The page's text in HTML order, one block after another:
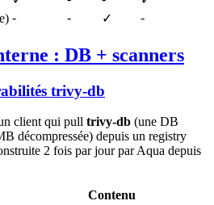
- - ✓ -
: DB + scanners
trivy-db
client qui pull trivy-db (une DB
décompressée) depuis un registry
2 fois par jour par Aqua depuis
Contenu